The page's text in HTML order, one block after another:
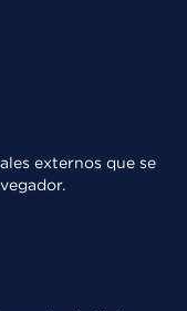
externos que se